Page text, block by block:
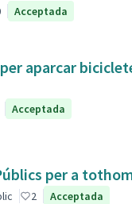
Acceptada
aparcar
Acceptada
per a
2 Acceptada